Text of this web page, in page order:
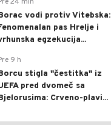
vodi protiv Vitebska:
pas Hrelje i
egzekucija...
9 h
stigla "čestitka" iz
pred dvomeč sa
Crveno-plavi...